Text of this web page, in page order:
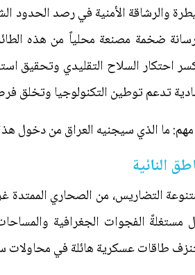
والرشاقة الأمنية في رصد الحدود
ضخمة مصنعة محلياً من هذه
احتكار السلاح التقليدي وتحقيق
تدعم توطين التكنولوجيا وتخلق
ما الذي سيجنيه العراق من دخول
النائية
التضاريس، من الصحاري الممتدة
مستغلةً الفجوات الجغرافية
طاقات عسكرية هائلة في محاولات